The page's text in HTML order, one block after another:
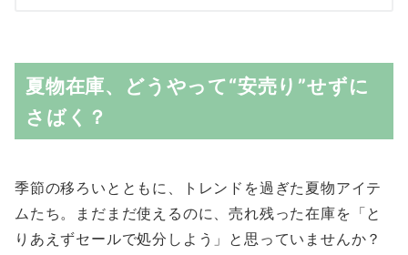
夏物在庫、どうやって“安売り”せずに
さばく？
季節の移ろいとともに、トレンドを過ぎた夏物アイテ
ムたち。まだまだ使えるのに、売れ残った在庫を「と
りあえずセールで処分しよう」と思っていませんか？